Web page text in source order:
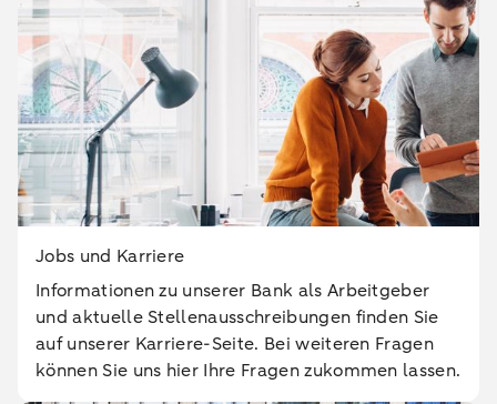
Jobs und Karriere
Informationen zu unserer Bank als Arbeitgeber
und aktuelle Stellenausschreibungen finden Sie
auf unserer Karriere-Seite. Bei weiteren Fragen
können Sie uns hier Ihre Fragen zukommen lassen.